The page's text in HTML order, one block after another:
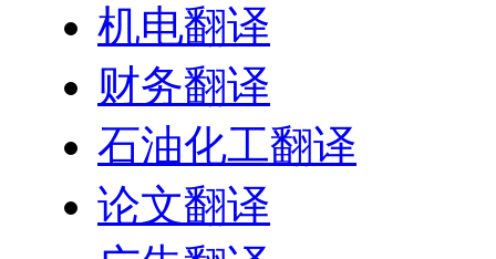
机电翻译
财务翻译
石油化工翻译
论文翻译